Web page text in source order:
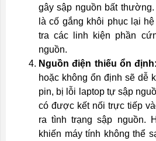
gây sập nguồn bất
là cố gắng khôi phục lại
tra các linh kiện phần
nguồn.
Nguồn điện thiếu ổn định:
hoặc không ổn định sẽ dễ
pin, bị lỗi laptop tự sập
có được kết nối trực tiếp
ra tình trạng sập nguồn.
khiến máy tính không thể